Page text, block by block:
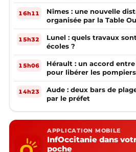
16h11
Nîmes : une nouvelle
organisée par la Table
15h32
Lunel : quels travaux
écoles ?
15h06
Hérault : un accord entre
pour libérer les
14h23
Aude : deux bars de
par le préfet
APPLICATION MOBILE
InfOccitanie dans
poche